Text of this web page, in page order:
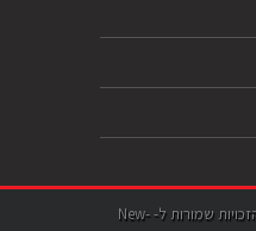
New-Tech Magazine | כל הזכויות שמורות ל- New-